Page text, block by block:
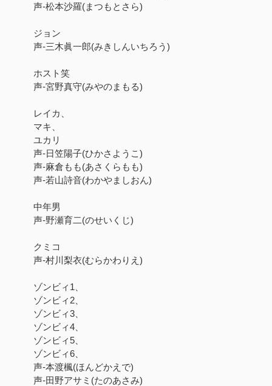
声-松本沙羅(まつもとさら)
ジョン
声-三木眞一郎(みきしんいちろう)
ホスト笑
声-宮野真守(みやのまもる)
レイカ、
マキ、
ユカリ
声-日笠陽子(ひかさようこ)
声-麻倉もも(あさくらもも)
声-若山詩音(わかやましおん)
中年男
声-野瀬育二(のせいくじ)
クミコ
声-村川梨衣(むらかわりえ)
ゾンビィ1、
ゾンビィ2、
ゾンビィ3、
ゾンビィ4、
ゾンビィ5、
ゾンビィ6、
声-本渡楓(ほんどかえで)
声-田野アサミ(たのあさみ)